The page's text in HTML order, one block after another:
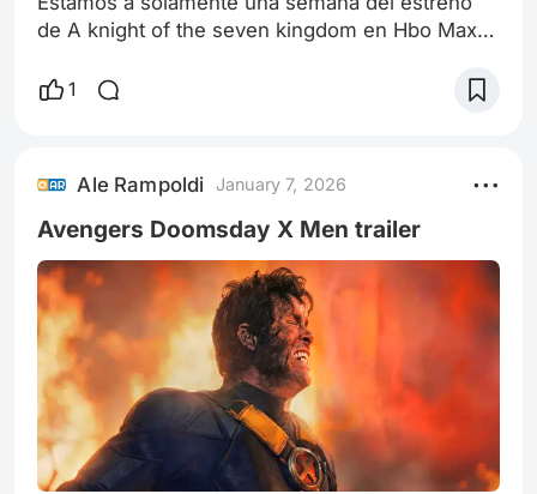
de A knight of the seven kingdom en Hbo Max.
estrenarse este año, el segundo es A House of
tradicional tono trágico. Tendremos el primer
capítulo el 18 de enero
1
Ale Rampoldi January 7, 2026
Avengers Doomsday X Men trailer